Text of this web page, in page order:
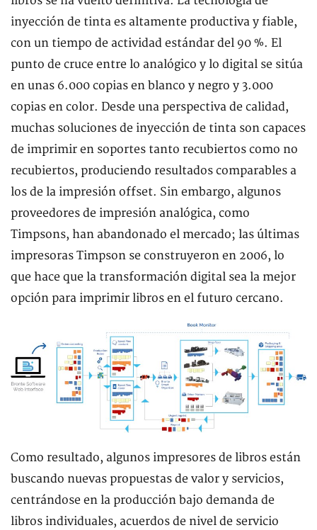
inyección de tinta es altamente productiva y fiable,
con un tiempo de actividad estándar del 90 %. El
punto de cruce entre lo analógico y lo digital se sitúa
en unas 6.000 copias en blanco y negro y 3.000
copias en color. Desde una perspectiva de calidad,
muchas soluciones de inyección de tinta son capaces
de imprimir en soportes tanto recubiertos como no
recubiertos, produciendo resultados comparables a
los de la impresión offset. Sin embargo, algunos
proveedores de impresión analógica, como
Timpsons, han abandonado el mercado; las últimas
impresoras Timpson se construyeron en 2006, lo
que hace que la transformación digital sea la mejor
opción para imprimir libros en el futuro cercano.
Como resultado, algunos impresores de libros están
buscando nuevas propuestas de valor y servicios,
centrándose en la producción bajo demanda de
libros individuales, acuerdos de nivel de servicio